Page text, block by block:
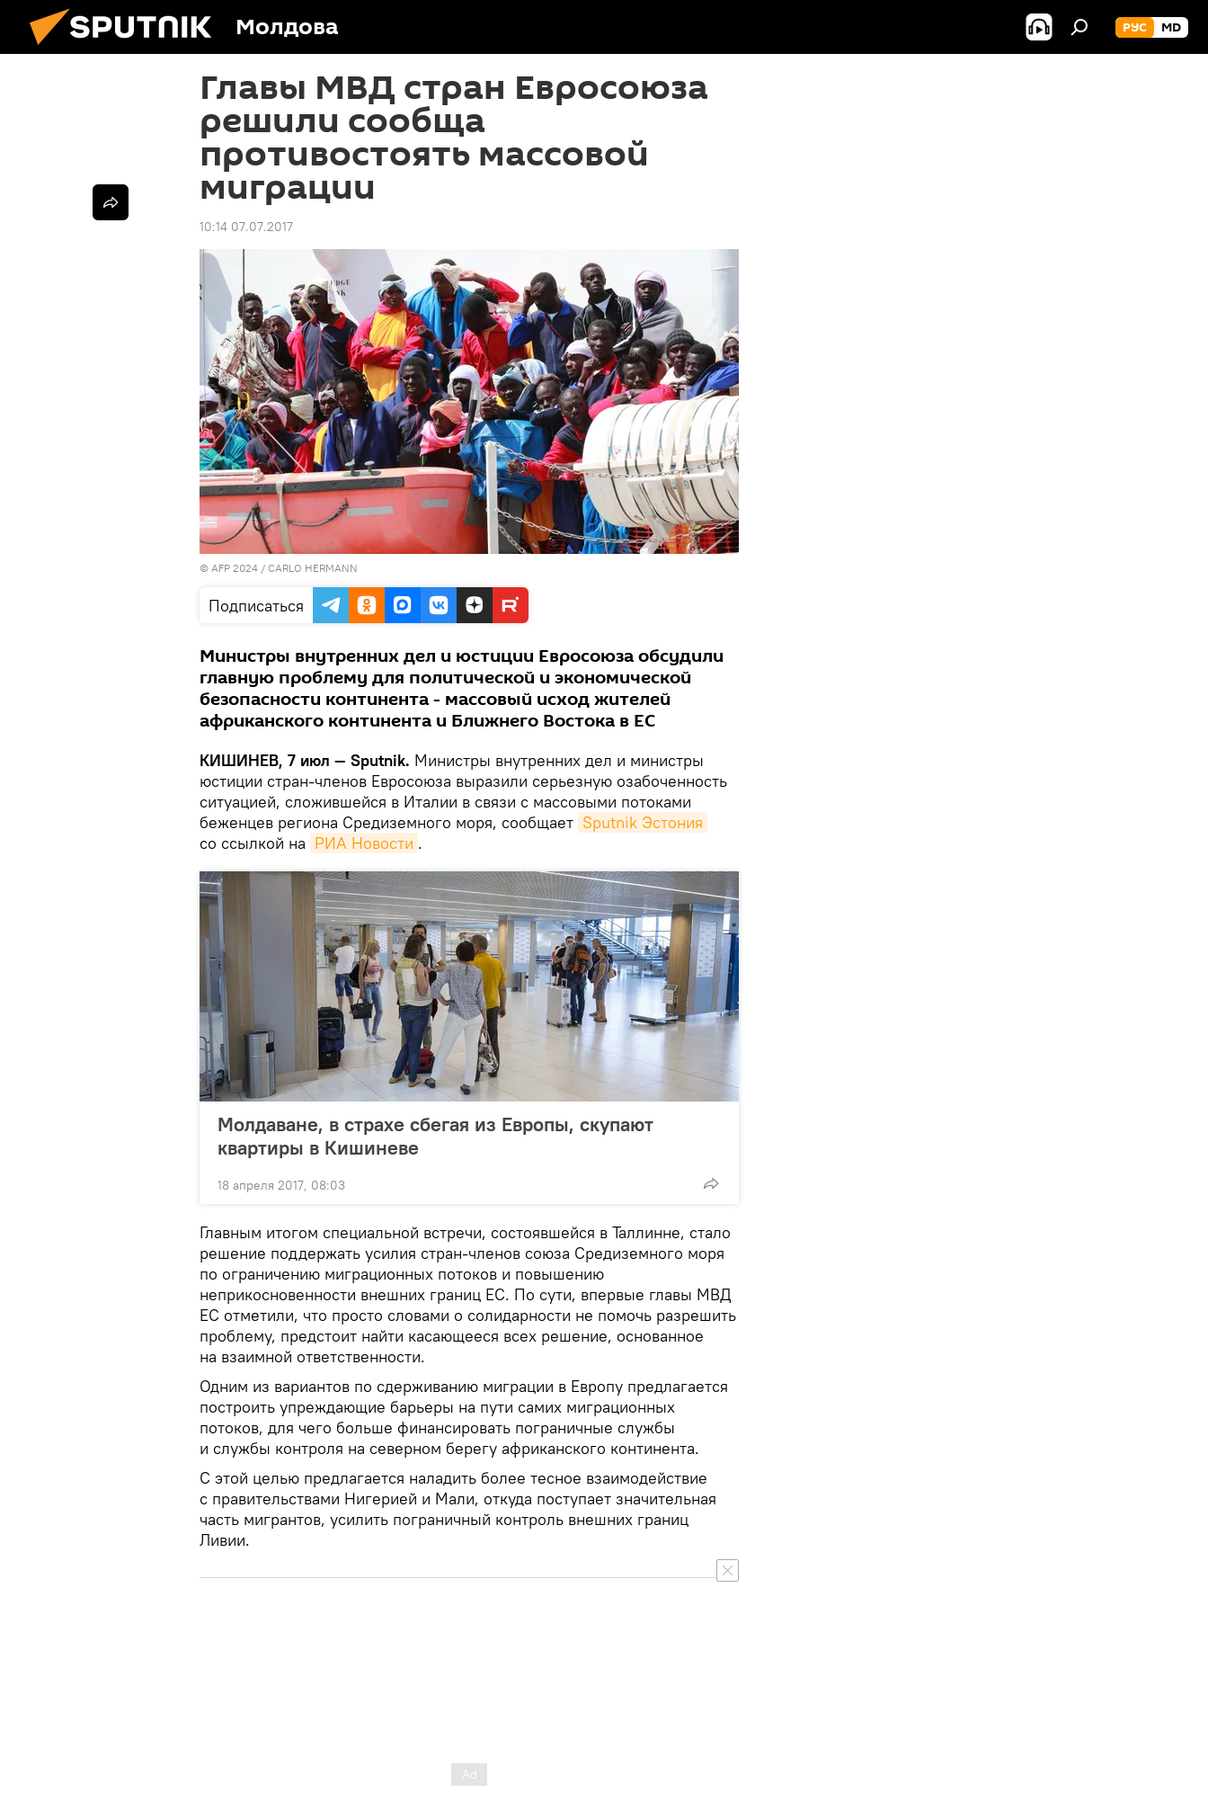
Молдова РУС MD
Главы МВД стран Евросоюза
решили сообща
противостоять массовой
миграции
10:14 07.07.2017
© AFP 2024 / CARLO HERMANN
Подписаться
Министры внутренних дел и юстиции Евросоюза обсудили
главную проблему для политической и экономической
безопасности континента - массовый исход жителей
африканского континента и Ближнего Востока в ЕС
КИШИНЕВ, 7 июл — Sputnik. Министры внутренних дел и министры
юстиции стран-членов Евросоюза выразили серьезную озабоченность
ситуацией, сложившейся в Италии в связи с массовыми потоками
беженцев региона Средиземного моря, сообщает Sputnik Эстония
со ссылкой на РИА Новости .
Молдаване, в страхе сбегая из Европы, скупают
квартиры в Кишиневе
18 апреля 2017, 08:03
Главным итогом специальной встречи, состоявшейся в Таллинне, стало
решение поддержать усилия стран-членов союза Средиземного моря
по ограничению миграционных потоков и повышению
неприкосновенности внешних границ ЕС. По сути, впервые главы МВД
ЕС отметили, что просто словами о солидарности не помочь разрешить
проблему, предстоит найти касающееся всех решение, основанное
на взаимной ответственности.
Одним из вариантов по сдерживанию миграции в Европу предлагается
построить упреждающие барьеры на пути самих миграционных
потоков, для чего больше финансировать пограничные службы
и службы контроля на северном берегу африканского континента.
С этой целью предлагается наладить более тесное взаимодействие
с правительствами Нигерией и Мали, откуда поступает значительная
часть мигрантов, усилить пограничный контроль внешних границ
Ливии.